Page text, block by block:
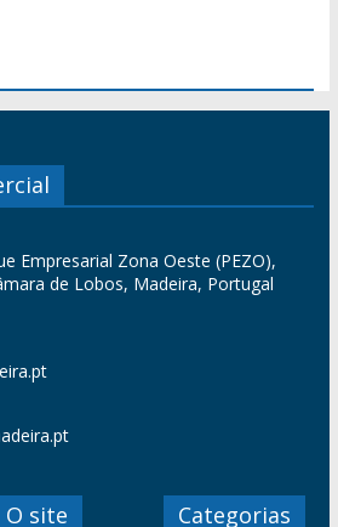
Empresarial Zona Oeste (PEZO),
de Lobos, Madeira, Portugal
O site Categorias